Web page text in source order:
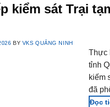
kiểm sát Trại
BY VKS QUẢNG NINH
Thực
tỉnh
kiếm
đã